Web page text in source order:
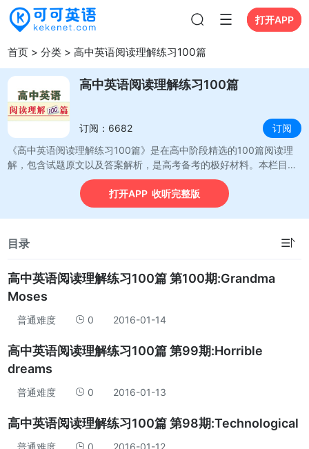
打开APP
首页 >分类 >高中英语阅读理解练习100篇
高中英语阅读理解练习100篇
订阅：6682
订阅
《高中英语阅读理解练习100篇》是在高中阶段精选的100篇阅读理
解，包含试题原文以及答案解析，是高考备考的极好材料。本栏目可
以帮助高中英语学子，逐步提高英语阅读的理解能力，从而顺利通过
高考英语阅读理解关。
打开APP 收听完整版
目录 ☰
高中英语阅读理解练习100篇 第100期:Grandma
Moses
普通难度 0 2016-01-14
高中英语阅读理解练习100篇 第99期:Horrible
dreams
普通难度 0 2016-01-13
高中英语阅读理解练习100篇 第98期:Technological
普通难度 0 2016-01-12
打开APP